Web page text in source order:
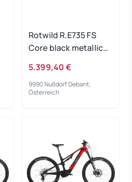
Rotwild R.E735 FS
Core black metallic
5.399,40 €
9990 Nußdorf Debant,
Österreich